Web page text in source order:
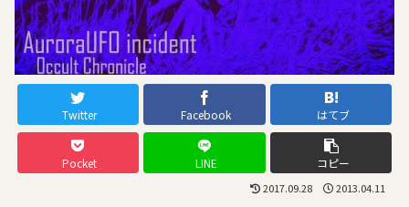
Twitter Facebook はてブ
Pocket LINE コピー
2017.09.28 2013.04.11